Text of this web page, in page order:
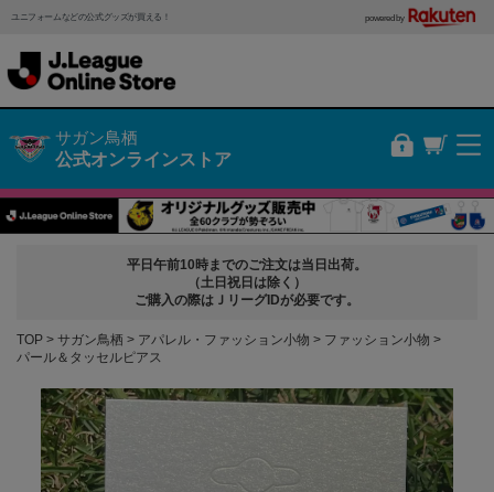
ユニフォームなどの公式グッズが買える！ powered by
サガン鳥栖
公式オンラインストア
平日午前10時までのご注文は当日出荷。
（土日祝日は除く）
ご購入の際はＪリーグIDが必要です。
TOP サガン鳥栖 アパレル・ファッション小物
ファッション小物
パール＆タッセルピアス